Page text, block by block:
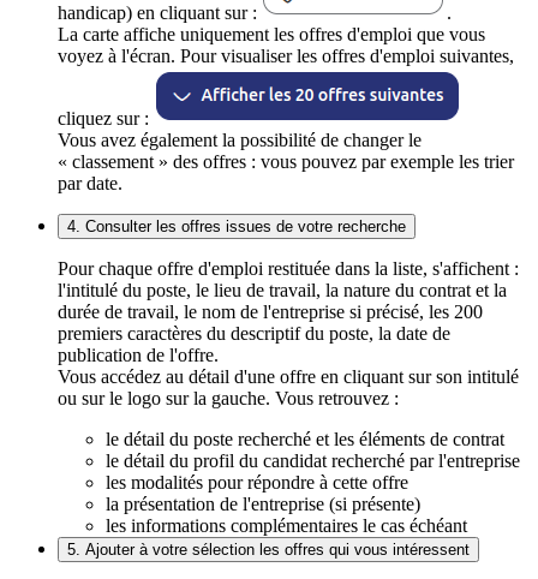
handicap) en cliquant sur :
.
La carte affiche uniquement les offres d'emploi que vous
voyez à l'écran. Pour visualiser les offres d'emploi suivantes,
cliquez sur :
Vous avez également la possibilité de changer le
« classement » des offres : vous pouvez par exemple les trier
par date.
4. Consulter les offres issues de votre recherche
Pour chaque offre d'emploi restituée dans la liste, s'affichent :
l'intitulé du poste, le lieu de travail, la nature du contrat et la
durée de travail, le nom de l'entreprise si précisé, les 200
premiers caractères du descriptif du poste, la date de
publication de l'offre.
Vous accédez au détail d'une offre en cliquant sur son intitulé
ou sur le logo sur la gauche. Vous retrouvez :
le détail du poste recherché et les éléments de contrat
le détail du profil du candidat recherché par l'entreprise
les modalités pour répondre à cette offre
la présentation de l'entreprise (si présente)
les informations complémentaires le cas échéant
5. Ajouter à votre sélection les offres qui vous intéressent